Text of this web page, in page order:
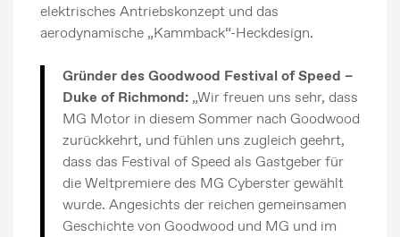
elektrisches Antriebskonzept und das
aerodynamische „Kammback“-Heckdesign.
Gründer des Goodwood Festival of Speed –
Duke of Richmond: „Wir freuen uns sehr, dass
MG Motor in diesem Sommer nach Goodwood
zurückkehrt, und fühlen uns zugleich geehrt,
dass das Festival of Speed als Gastgeber für
die Weltpremiere des MG Cyberster gewählt
wurde. Angesichts der reichen gemeinsamen
Geschichte von Goodwood und MG und im